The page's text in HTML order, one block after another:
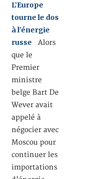
L’Europe
tourne le dos
à l’énergie
russe Alors
que le
Premier
ministre
belge Bart De
Wever avait
appelé à
négocier avec
Moscou pour
continuer les
importations